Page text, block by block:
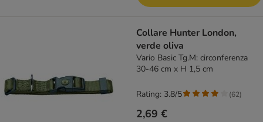
Collare Hunter London,
verde oliva
Vario Basic Tg.M: circonferenza
30-46 cm x H 1,5 cm
2,69 €
Rating: 3.8/5 (62)